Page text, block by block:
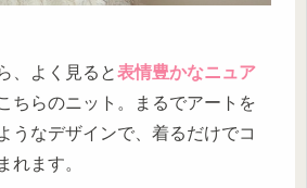
、よく見ると表情豊かなニュア
ちらのニット。まるでアートを
うなデザインで、着るだけでコ
れます。